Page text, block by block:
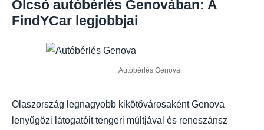
Olcsó autóbérlés Genovában: A
FindYCar legjobbjai
Autóbérlés Genova
Olaszország legnagyobb kikötővárosaként Genova
lenyűgözi látogatóit tengeri múltjával és reneszánsz